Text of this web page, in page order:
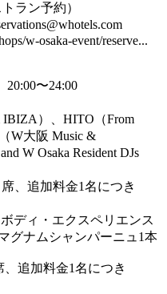
ラン予約）
w-osaka-event/reserve...
20:00〜24:00
IBIZA）、HITO（From
W大阪 Music &
W Osaka Resident DJs
、追加料金1名につき
ディ・エクスペリエンス
グナムシャンパーニュ1本
追加料金1名につき